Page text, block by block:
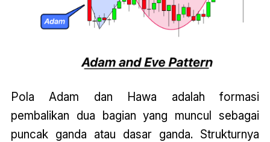
Pola Adam dan Hawa adalah formasi
pembalikan dua bagian yang muncul sebagai
puncak ganda atau dasar ganda. Strukturnya